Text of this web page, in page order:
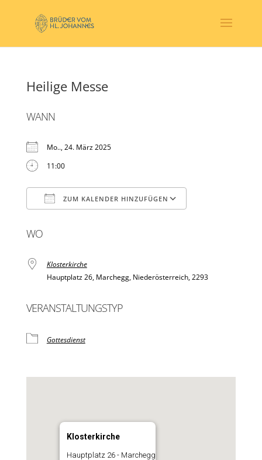
Heilige Messe
WANN
Mo.., 24. März 2025
11:00
ZUM KALENDER HINZUFÜGEN
WO
Klosterkirche
Hauptplatz 26, Marchegg, Niederösterreich, 2293
VERANSTALTUNGSTYP
Gottesdienst
Klosterkirche
Hauptplatz 26 - Marchegg